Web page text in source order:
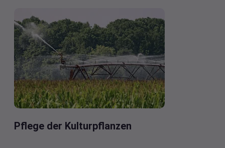
Pflege der Kulturpflanzen